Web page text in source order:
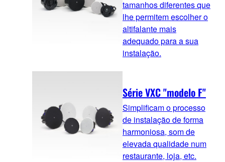
tamanhos diferentes que
lhe permitem escolher o
altifalante mais
adequado para a sua
instalação.
Série VXC "modelo F"
Simplificam o processo
de instalação de forma
harmoniosa, som de
elevada qualidade num
restaurante, loja, etc.